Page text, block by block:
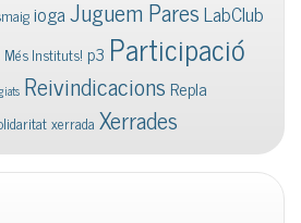
iogaJuguem ParesLabClub
Més Instituts! p3 Participació
Reivindicacions Repla
xerrada Xerrades